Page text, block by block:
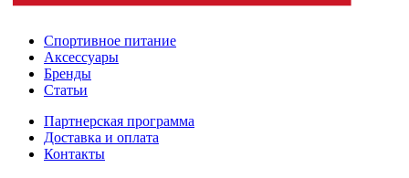
Спортивное питание
Аксессуары
Бренды
Статьи
Партнерская программа
Доставка и оплата
Контакты